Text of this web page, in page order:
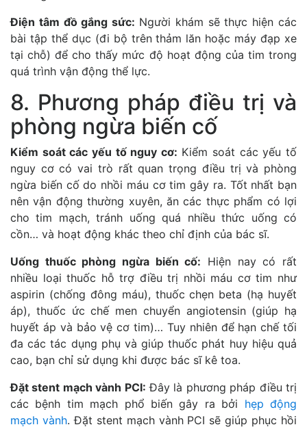
Điện tâm đồ gắng sức: Người khám sẽ thực hiện các
bài tập thể dục (đi bộ trên thảm lăn hoặc máy đạp xe
tại chỗ) để cho thấy mức độ hoạt động của tim trong
quá trình vận động thể lực.
8. Phương pháp điều trị và
phòng ngừa biến cố
Kiểm soát các yếu tố nguy cơ: Kiểm soát các yếu tố
nguy cơ có vai trò rất quan trọng điều trị và phòng
ngừa biến cố do nhồi máu cơ tim gây ra. Tốt nhất bạn
nên vận động thường xuyên, ăn các thực phẩm có lợi
cho tim mạch, tránh uống quá nhiều thức uống có
cồn… và hoạt động khác theo chỉ định của bác sĩ.
Uống thuốc phòng ngừa biến cố: Hiện nay có rất
nhiều loại thuốc hỗ trợ điều trị nhồi máu cơ tim như
aspirin (chống đông máu), thuốc chẹn beta (hạ huyết
áp), thuốc ức chế men chuyển angiotensin (giúp hạ
huyết áp và bảo vệ cơ tim)… Tuy nhiên để hạn chế tối
đa các tác dụng phụ và giúp thuốc phát huy hiệu quả
cao, bạn chỉ sử dụng khi được bác sĩ kê toa.
Đặt stent mạch vành PCI: Đây là phương pháp điều trị
các bệnh tim mạch phổ biến gây ra bởi hẹp động
mạch vành. Đặt stent mạch vành PCI sẽ giúp phục hồi